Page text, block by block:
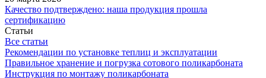
Качество подтверждено: наша продукция прошла
сертификацию
Статьи
Все статьи
Рекомендации по установке теплиц и эксплуатации
Правильное хранение и погрузка сотового поликарбоната
Инструкция по монтажу поликарбоната